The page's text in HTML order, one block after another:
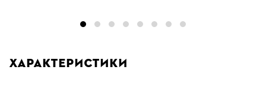
Характеристики